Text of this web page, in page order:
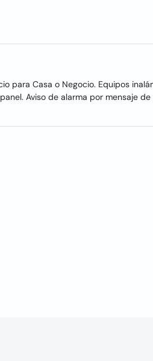
para Casa o Negocio. Equipos
Aviso de alarma por mensaje